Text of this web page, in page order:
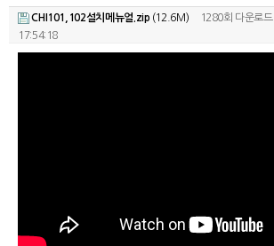
CHI101,102설치메뉴얼.zip (12.6M) 1280회 다운로드
17:54:18